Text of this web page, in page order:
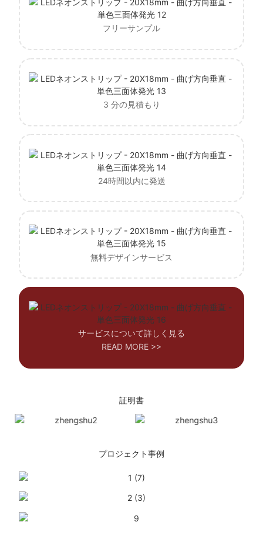
フリーサンプル
3 分の見積もり
24時間以内に発送
無料デザインサービス
サービスについて詳しく見る
READ MORE >>
証明書
プロジェクト事例